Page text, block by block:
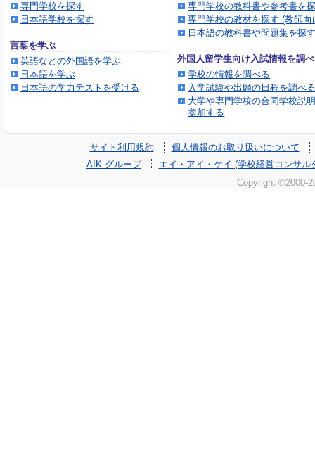
専門学校を探す
日本語学校を探す
言葉を学ぶ
英語などの外国語を学ぶ
日本語を学ぶ
日本語の学力テストを受ける
専門学校の教科書や参考書を
専門学校の教材を探す (教師向
日本語の教科書や問題集を探
外国人留学生向け入試情報を調
学校の情報を調べる
入学試験や出願の日程を調べ
大学や専門学校の合同学校説
参加する
サイト利用規約
個人情報のお取り扱いについて
AIK グループ
エイ・アイ・ケイ (学校経営コンサル
Copyright ©2000-